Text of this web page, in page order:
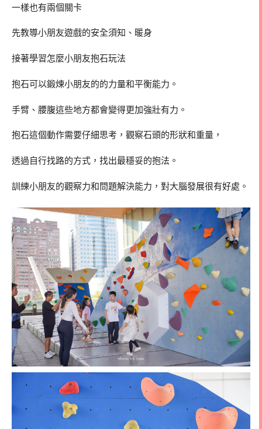
一樣也有兩個關卡
先教導小朋友遊戲的安全須知、暖身
接著學習怎麼小朋友抱石玩法
抱石可以鍛煉小朋友的的力量和平衡能力。
手臂、腰腹這些地方都會變得更加強壯有力。
抱石這個動作需要仔細思考，觀察石頭的形狀和重量，
透過自行找路的方式，找出最穩妥的抱法。
訓練小朋友的觀察力和問題解決能力，對大腦發展很有好處。